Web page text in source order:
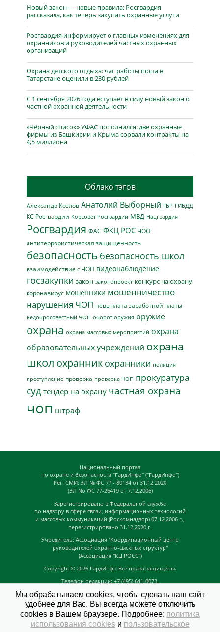
Новый закон — новые правила: Росгвардия
рассказала, как теперь закупать охранные услуги
Росгвардия информирует о главных изменениях для
охранников и руководителей частных охранных
организаций
Охрана детского отдыха: час работы поста в
Татарстане оценили в 230 рублей
С 1 сентября 2026 года вступает в силу новый закон о
частной охранной деятельности
«Чёрный список» УФАС пополнился: две охранные
фирмы из Башкирии и Крыма сорвали контракты на
4,5 миллиона
Облако тэгов
Александр Козлов Анатолий Выборный ГБР ГИБДД
КС Росгвардии Корсовет Росгвардии МВД Нацгвардия
Росгвардия ФАС ФКЦ РОС ЧОО
антитеррористическая защищенность
безопасность безопасность школ
взаимодействие с ЧОП видеонаблюдение
госзакупки закон законопроект конкурс на охрану
коронавирус мошенники мошенничество
нарушения ЧОП невыплата заработной платы
недобросовестный ЧОП оборот оружия оружие
охрана охрана массовых мероприятий охрана
образовательных учреждений охрана
школ охранник охранники полиция
преступление проверка проверка ЧОП прокуратура
суд тендер на охрану частная охрана
чоп штраф
Национальный портал
по охране и безопасности "ГардИнфо" ("ГардИнфо")
Рег. СМИ: ЭЛ № ФС 77 - 80134 от 31.12.2020
(ЭЛ No ФС 77-26419 от 7.12.2006)
Зарегистрировано в Федеральной службе
по надзору в сфере связи, информационных технологий
и массовых коммуникаций (Роскомнадзор) 07.12.2006 г.,
перегистрировано 31.12.2020 г.
Учредитель: Ассоциация "Координационный центр
руководителей охранно-сыскных структур"
(Ассоциация "КЦ РОСС")
Copyright © 2026 ГардИнфо Все права защищены.
Телефон редакции: +7 (495) 641-0073,
news@guardinfo.online
Главный редактор: Кузьмин Д.А.
На сайте могут быть размещены
Мы обрабатываем cookies, чтобы сделать наш сайт
удобнее для Вас. Вы всегда можете отключить
cookies в Вашем браузере. Подробнее: политика
использования cookiesи пользовательское